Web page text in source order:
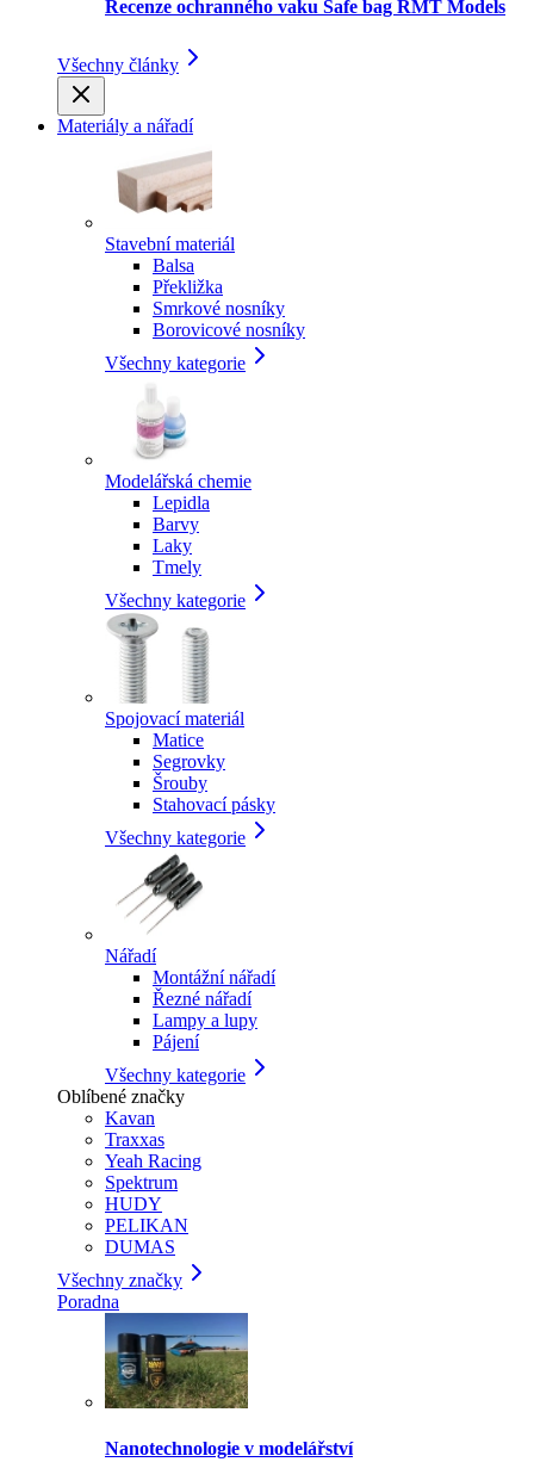
Recenze ochranného vaku Safe bag RMT Models
Všechny články
Materiály a nářadí
Stavební materiál
Balsa
Překližka
Smrkové nosníky
Borovicové nosníky
Všechny kategorie
Modelářská chemie
Lepidla
Barvy
Laky
Tmely
Všechny kategorie
Spojovací materiál
Matice
Segrovky
Šrouby
Stahovací pásky
Všechny kategorie
Nářadí
Montážní nářadí
Řezné nářadí
Lampy a lupy
Pájení
Všechny kategorie
Oblíbené značky
Kavan
Traxxas
Yeah Racing
Spektrum
HUDY
PELIKAN
DUMAS
Všechny značky
Poradna
Nanotechnologie v modelářství